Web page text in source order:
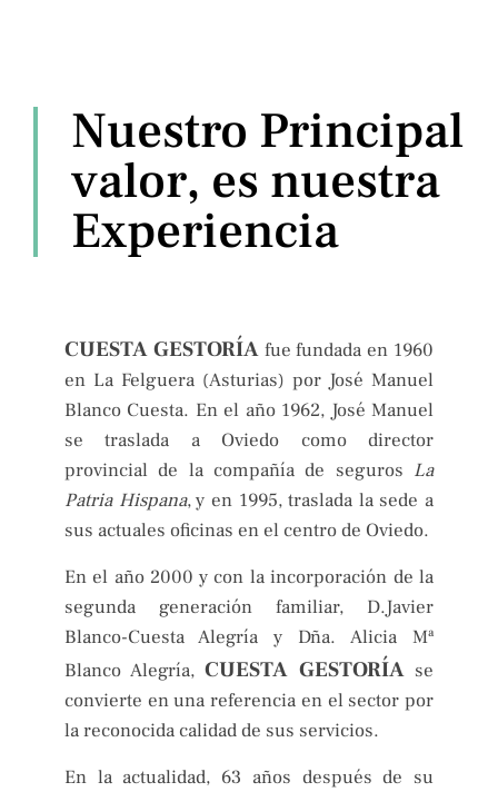
Nuestro Principal
valor, es nuestra
Experiencia
CUESTA GESTORÍAfue fundada en 1960
en La Felguera (Asturias) por José Manuel
Blanco Cuesta. En el año 1962, José Manuel
se traslada a Oviedo como director
provincial de la compañía de seguros La
Patria Hispana, y en 1995, traslada la sede a
sus actuales oficinas en el centro de Oviedo.
En el año 2000 y con la incorporación de la
segunda generación familiar, D.Javier
Blanco-Cuesta Alegría y Dña. Alicia Mª
Blanco Alegría, CUESTA GESTORÍA se
convierte en una referencia en el sector por
la reconocida calidad de sus servicios.
En la actualidad, 63 años después de su